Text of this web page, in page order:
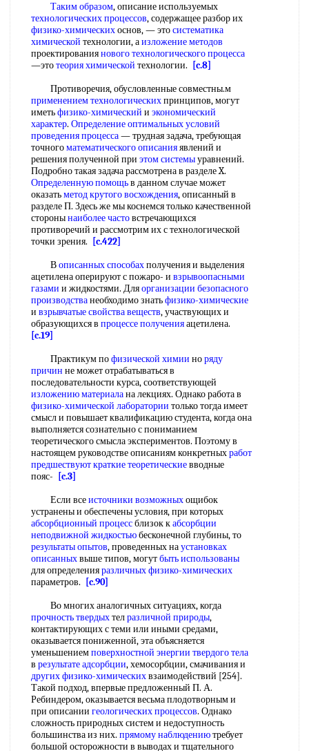
Таким образом, описание используемых
технологических процессов, содержащее разбор их
физико-химическихоснов, — этосистематика
химической технологии, аизложение методов
проектированиянового технологического процесса
—этотеория химической технологии.
[c.8]
Противоречия, обусловленные совместны.м
применением технологическихпринципов, могут
иметьфизико-химический и экономический
характер. Определение оптимальных условий
проведения процесса— трудная задача, требующая
точногоматематического описанияявлений и
решения полученной при этом системыуравнений.
Подробно такая задача рассмотрена в разделе X.
Определенную помощьв данном случае может
оказатьметод крутого восхождения, описанный в
разделе П. Здесь же мы коснемся только качественной
сторонынаиболее частовстречающихся
противоречий и рассмотрим их с технологической
точки зрения.
[c.422]
Вописанных способахполучения и выделения
ацетилена оперируют с пожаро- и взрывоопасными
газами и жидкостями. Дляорганизации безопасного
производстванеобходимо знатьфизико-химические
и взрывчатые свойства веществ, участвующих и
образующихся в процессе полученияацетилена.
[c.19]
Практикум пофизической химии норяду
причин не может отрабатываться в
последовательности курса, соответствующей
изложению материалана лекциях. Однако работа в
физико-химической лаборатории только тогда имеет
смысл и повышает квалификацию студента, когда она
выполняется сознательно с пониманием
теоретического смысла экспериментов. Поэтому в
настоящем руководстве описаниям конкретныхработ
предшествуюткраткие теоретическиевводные
пояс-
[c.3]
Если всеисточники возможныхощибок
устранены и обеспечены условия, при которых
абсорбционный процессблизок кабсорбции
неподвижной жидкостьюбесконечной глубины, то
результаты опытов, проведенных наустановках
описанныхвыше типов, могутбыть использованы
для определенияразличных физико-химических
параметров.
[c.90]
Во многих аналогичных ситуациях, когда
прочность твердыхтелразличной природы,
контактирующих с теми или иными средами,
оказывается пониженной, эта объясняется
уменьшениемповерхностной энергии твердого тела
в результате адсорбции, хемосорбции, смачивания и
других физико-химическихвзаимодействий [254].
Такой подход, впервые предложенный П. А.
Ребиндером, оказывается весьма плодотворным и
при описании геологических процессов. Однако
сложность природных систем и недоступность
большинства из них. прямому наблюдениютребует
большой осторожности в выводах и тщательного